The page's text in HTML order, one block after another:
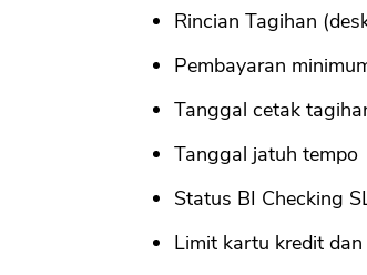
Rincian Tagihan
Pembayaran
Tanggal cetak
Tanggal jatuh tempo
Status BI Checking
Limit kartu kredit